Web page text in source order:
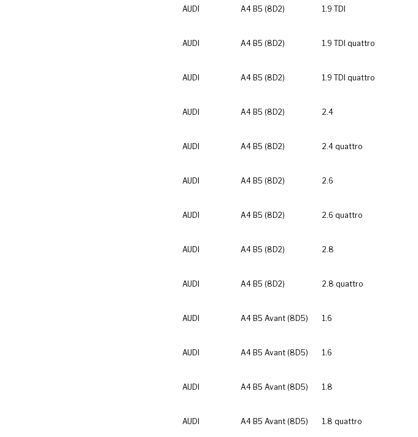
AUDI
A4 B5 (8D2) 1.9 TDI
AUDI
A4 B5 (8D2) 1.9 TDI quattro
AUDI
A4 B5 (8D2) 1.9 TDI quattro
AUDI
A4 B5 (8D2) 2.4
AUDI
A4 B5 (8D2) 2.4 quattro
AUDI
A4 B5 (8D2) 2.6
AUDI
A4 B5 (8D2) 2.6 quattro
AUDI
A4 B5 (8D2) 2.8
AUDI
A4 B5 (8D2) 2.8 quattro
AUDI
A4 B5 Avant (8D5) 1.6
AUDI
A4 B5 Avant (8D5) 1.6
AUDI
A4 B5 Avant (8D5) 1.8
AUDI
A4 B5 Avant (8D5) 1.8 quattro